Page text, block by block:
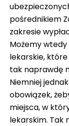
pośrednikiem
zakresie
Możemy
lekarskie, które
tak naprawdę
Niemniej
obowiązek,
miejsca, w
lekarskim. Tak